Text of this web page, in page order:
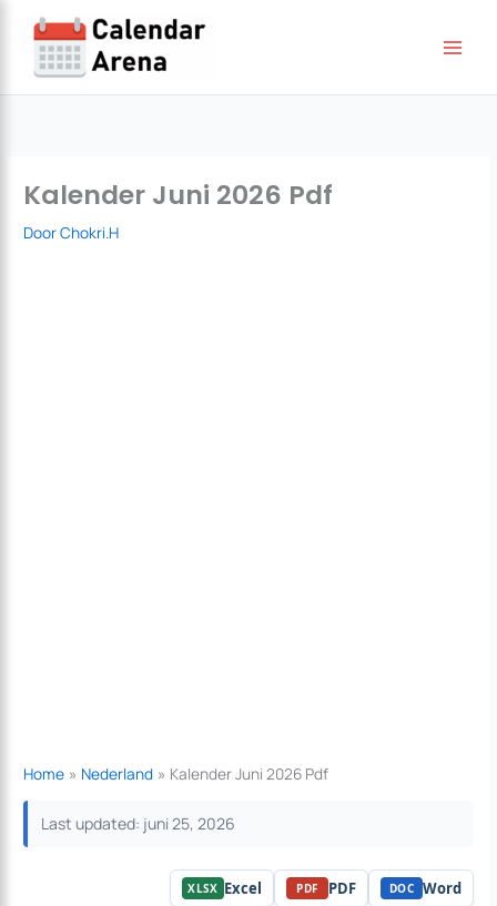
inhoud
Kalender Juni 2026 Pdf
DoorChokri.H
Home Nederland Kalender Juni 2026 Pdf
Last updated: juni 25, 2026
XLSX Excel PDF PDF DOC Word